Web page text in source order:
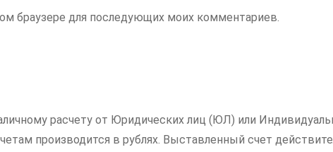
браузере для последующих моих комментариев.
расчету от Юридических лиц (ЮЛ) или
производится в рублях. Выставленный счет